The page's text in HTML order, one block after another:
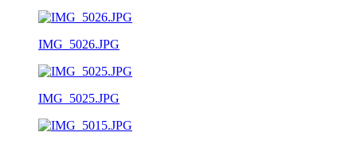
IMG_5026.JPG
IMG_5025.JPG